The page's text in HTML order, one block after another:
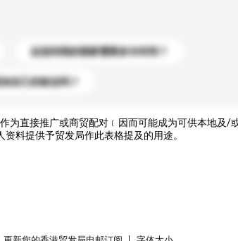
运送到我的国家需要多长时间？
自己的标志吗？
为直接推广或商贸配对﹝因而可能成为可供本地及/
料提供予贸发局作此表格提及的用途。